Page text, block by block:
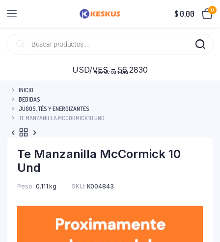
$ 0.00 0
Tipo de cambio
USD/VES = 56,2830
INICIO
BEBIDAS
JUGOS, TÉS Y ENERGIZANTES
TE MANZANILLA MCCORMICK 10 UND
Te Manzanilla McCormick 10
Und
Peso 0.111 kg SKU: K004843